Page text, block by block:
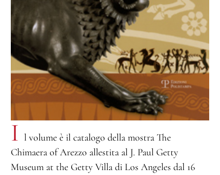
I l volume è il catalogo della mostra The
Chimaera of Arezzo allestita al J. Paul Getty
Museum at the Getty Villa di Los Angeles dal 16